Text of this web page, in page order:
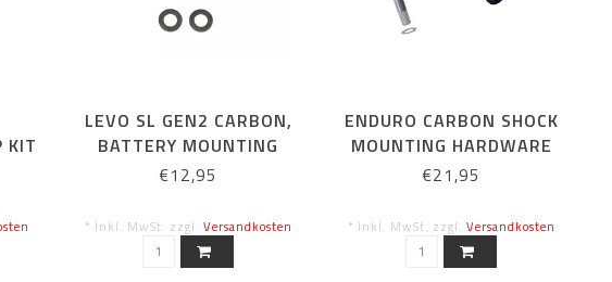
KIT
LEVO SL GEN2 CARBON,
BATTERY MOUNTING
HARDWARE
€12,95
* Inkl. MwSt. zzgl. Versandkosten
ENDURO CARBON SHOCK
MOUNTING HARDWARE
KIT
€21,95
* Inkl. MwSt. zzgl. Versandkosten